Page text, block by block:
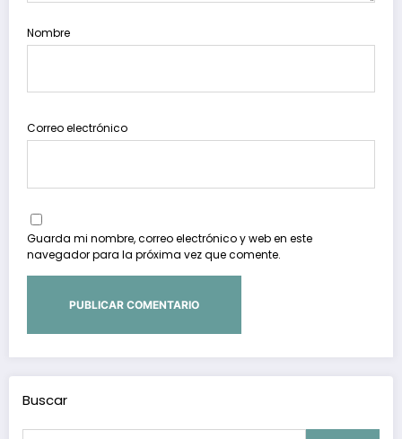
Nombre
Correo electrónico
Guarda mi nombre, correo electrónico y web en este
navegador para la próxima vez que comente.
Buscar